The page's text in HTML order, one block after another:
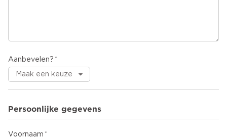
Aanbevelen?
Persoonlijke gegevens
Voornaam